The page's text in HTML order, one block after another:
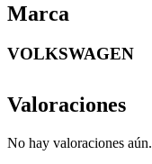
Marca
VOLKSWAGEN
Valoraciones
No hay valoraciones aún.